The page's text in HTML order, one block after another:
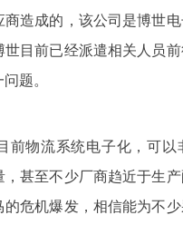
商造成的，该公司是博世
世目前已经派遣相关人员
题。
前物流系统电子化，可以
，甚至不少厂商趋近于生
的危机爆发，相信能为不